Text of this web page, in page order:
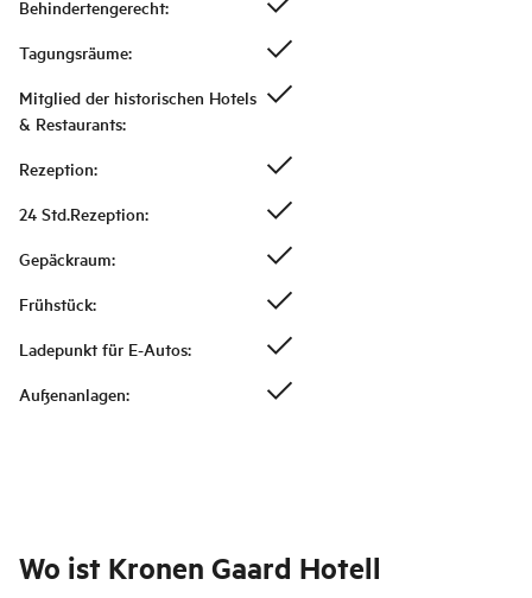
Behindertengerecht:
Tagungsräume:
Mitglied der historischen Hotels
& Restaurants:
Rezeption:
24 Std.Rezeption:
Gepäckraum:
Frühstück:
Ladepunkt für E-Autos:
Außenanlagen:
Wo ist Kronen Gaard Hotell